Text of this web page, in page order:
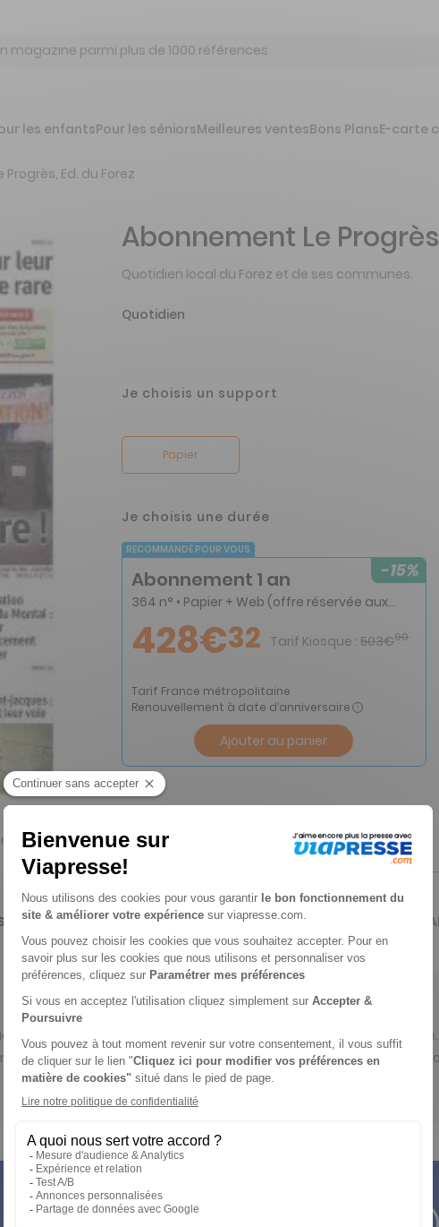
les enfantsPour les séniorsMeilleures ventesBons PlansE-carte
Progrès, Ed. du Forez
n° 260806
Abonnement Le
Quotidien local du Forez et de ses communes.
Quotidien
Je choisis un support
Papier
Je choisis une durée
RECOMMANDÉ POUR VOUS
-15%
Abonnement 1 an
364 n° • Papier + Web (offre réservée aux particuliers)
428€32 Tarif Kiosque : 503€90
Tarif France métropolitaine
Renouvellement à date d’anniversaire
Ajouter au panier
ED. DU FOREZ
le Jura, l'Ain, La Loire, la Haute Loire et le département du
Le Progrès se veut toujours plus proche de ses lecteurs avec le
L'AVIS DE